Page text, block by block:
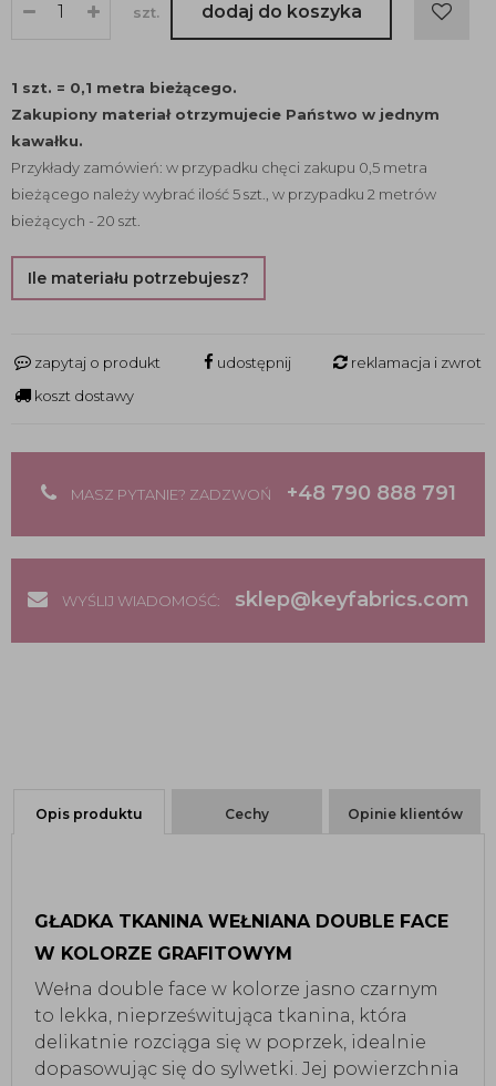
szt. dodaj do koszyka
1 szt. = 0,1 metra bieżącego.
Zakupiony materiał otrzymujecie Państwo w jednym
kawałku.
Przykłady zamówień: w przypadku chęci zakupu 0,5 metra
bieżącego należy wybrać ilość 5 szt., w przypadku 2 metrów
bieżących - 20 szt.
Ile materiału potrzebujesz?
zapytaj o produkt udostępnij
reklamacja i zwrot
koszt dostawy
MASZ PYTANIE? ZADZWOŃ +48 790 888 791
WYŚLIJ WIADOMOŚĆ: sklep@keyfabrics.com
Opis produktu Cechy Opinie klientów
GŁADKA TKANINA WEŁNIANA DOUBLE FACE
W KOLORZE GRAFITOWYM
Wełna double face w kolorze jasno czarnym
to lekka, nieprześwitująca tkanina, która
delikatnie rozciąga się w poprzek, idealnie
dopasowując się do sylwetki. Jej powierzchnia